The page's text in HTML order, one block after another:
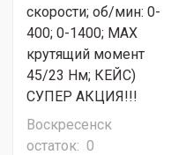
скорости; об/мин: 0-
400; 0-1400; МАХ
крутящий момент
45/23 Нм; КЕЙС)
СУПЕР АКЦИЯ!!!
Воскресенск
остаток: 0